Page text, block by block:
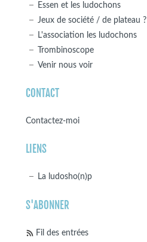
Essen et les ludochons
Jeux de société / de plateau ?
L'association les ludochons
Trombinoscope
Venir nous voir
CONTACT
Contactez-moi
LIENS
La ludosho(n)p
S'ABONNER
Fil des entrées